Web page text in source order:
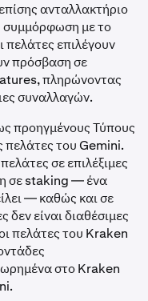
ανταλλακτήριο
συμμόρφωση με το
πελάτες επιλέγουν
πρόσβαση σε
πληρώνοντας
συναλλαγών.
προηγμένους Τύπους
πελάτες του Gemini.
σε επιλέξιμες
σε staking — ένα
— καθώς και σε
δεν είναι διαθέσιμες
πελάτες του Kraken
στο Kraken